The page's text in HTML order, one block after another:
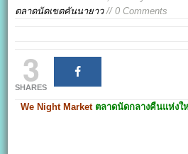
ตลาดนัดเขตคันนายาว// 0 Comments
3
SHARES
We Night Market ตลาดนัดกลางคืนแห่งใ